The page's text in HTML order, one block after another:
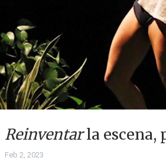
Reinventarla escena,
Feb 2, 2023